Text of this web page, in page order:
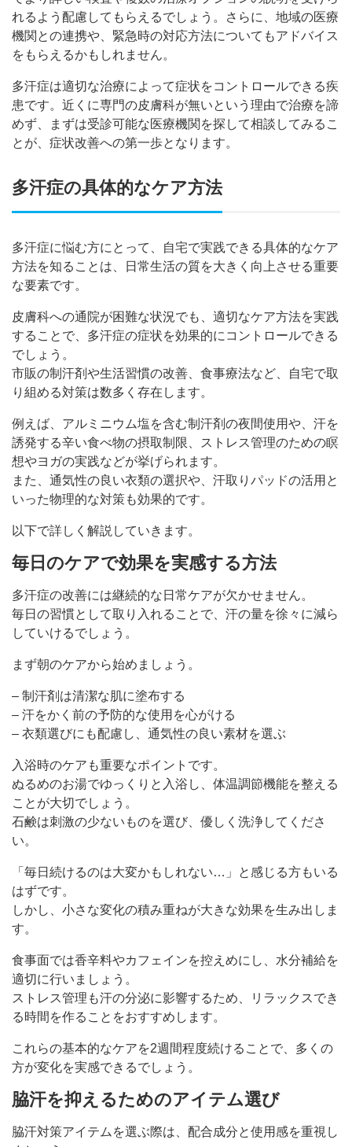
れるよう配慮してもらえるでしょう。さらに、地域の医療
機関との連携や、緊急時の対応方法についてもアドバイス
をもらえるかもしれません。
多汗症は適切な治療によって症状をコントロールできる疾
患です。近くに専門の皮膚科が無いという理由で治療を諦
めず、まずは受診可能な医療機関を探して相談してみるこ
とが、症状改善への第一歩となります。
多汗症の具体的なケア方法
多汗症に悩む方にとって、自宅で実践できる具体的なケア
方法を知ることは、日常生活の質を大きく向上させる重要
な要素です。
皮膚科への通院が困難な状況でも、適切なケア方法を実践
することで、多汗症の症状を効果的にコントロールできる
でしょう。
市販の制汗剤や生活習慣の改善、食事療法など、自宅で取
り組める対策は数多く存在します。
例えば、アルミニウム塩を含む制汗剤の夜間使用や、汗を
誘発する辛い食べ物の摂取制限、ストレス管理のための瞑
想やヨガの実践などが挙げられます。
また、通気性の良い衣類の選択や、汗取りパッドの活用と
いった物理的な対策も効果的です。
以下で詳しく解説していきます。
毎日のケアで効果を実感する方法
多汗症の改善には継続的な日常ケアが欠かせません。
毎日の習慣として取り入れることで、汗の量を徐々に減ら
していけるでしょう。
まず朝のケアから始めましょう。
– 制汗剤は清潔な肌に塗布する
– 汗をかく前の予防的な使用を心がける
– 衣類選びにも配慮し、通気性の良い素材を選ぶ
入浴時のケアも重要なポイントです。
ぬるめのお湯でゆっくりと入浴し、体温調節機能を整える
ことが大切でしょう。
石鹸は刺激の少ないものを選び、優しく洗浄してくださ
い。
「毎日続けるのは大変かもしれない…」と感じる方もいる
はずです。
しかし、小さな変化の積み重ねが大きな効果を生み出しま
す。
食事面では香辛料やカフェインを控えめにし、水分補給を
適切に行いましょう。
ストレス管理も汗の分泌に影響するため、リラックスでき
る時間を作ることをおすすめします。
これらの基本的なケアを2週間程度続けることで、多くの
方が変化を実感できるでしょう。
脇汗を抑えるためのアイテム選び
脇汗対策アイテムを選ぶ際は、配合成分と使用感を重視し